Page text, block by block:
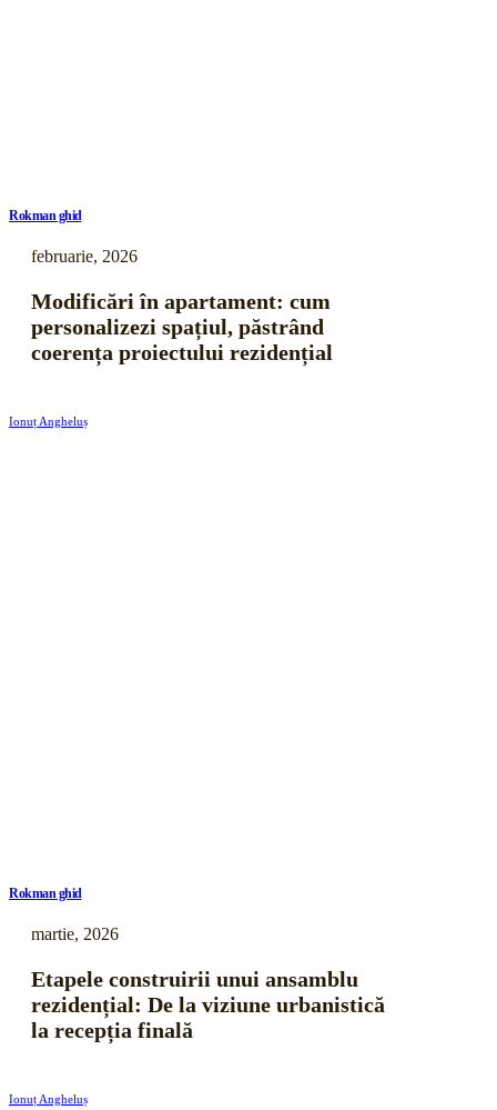
Rokman ghid
februarie, 2026
Modificări în apartament: cum
personalizezi spațiul, păstrând
coerența proiectului rezidențial
Ionuț Angheluș
Rokman ghid
martie, 2026
Etapele construirii unui ansamblu
rezidențial: De la viziune urbanistică
la recepția finală
Ionuț Angheluș